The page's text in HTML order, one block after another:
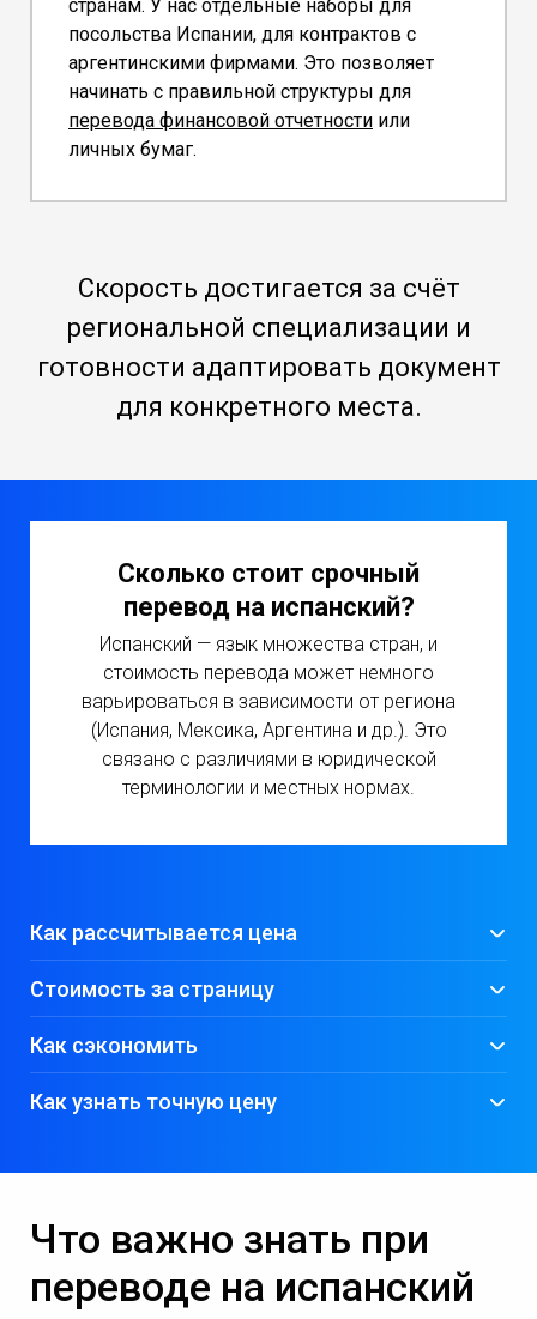
странам. У нас отдельные наборы для
посольства Испании, для контрактов с
аргентинскими фирмами. Это позволяет
начинать с правильной структуры для
перевода финансовой отчетности или
личных бумаг.
Скорость достигается за счёт
региональной специализации и
готовности адаптировать документ
для конкретного места.
Сколько стоит срочный
перевод на испанский?
Испанский — язык множества стран, и
стоимость перевода может немного
варьироваться в зависимости от региона
(Испания, Мексика, Аргентина и др.). Это
связано с различиями в юридической
терминологии и местных нормах.
Как рассчитывается цена
Стоимость за страницу
Срок
Наценка за
Пример: перевод
24 часа
+50%
1 500 рублей
2-4 часа
+100% 2 000 рублей
Как сэкономить
Как узнать точную цену
Что важно знать при
переводе на испанский